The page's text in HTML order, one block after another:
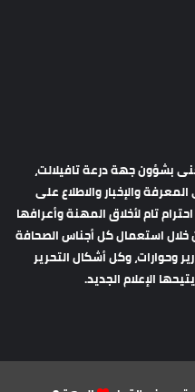
تعنى بشؤون جهة درعة تافيلالت،
والإخبار والاطلاع على
تام لأخلاق المهنة وأعرافها
استعمال كل أجناس الصحافة
وحوارات، وكل أشكال التحرير
الإعلام الجديد.